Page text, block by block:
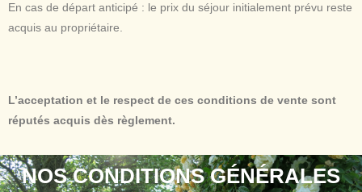
En cas de départ anticipé : le prix du séjour initialement prévu reste
acquis au propriétaire.
L’acceptation et le respect de ces conditions de vente sont
réputés acquis dès règlement.
NOS CONDITIONS GÉNÉRALES